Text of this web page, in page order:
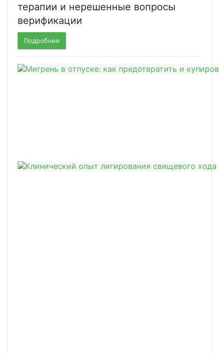
терапии и нерешенные вопросы
верификации
Подробнее